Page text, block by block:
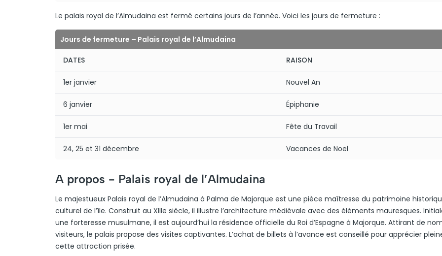
Le palais royal de l’Almudaina est fermé certains jours de l’année. Voici les jours de fermeture :
Jours de fermeture – Palais royal de l’Almudaina
DATES RAISON
1er janvier Nouvel An
6 janvier Épiphanie
1er mai Fête du Travail
24, 25 et 31 décembre Vacances de Noël
A propos - Palais royal de l’Almudaina
Le majestueux Palais royal de l’Almudaina à Palma de Majorque est une pièce maîtresse du patrimoine
culturel de l’île. Construit au XIIIe siècle, il illustre l’architecture médiévale avec des éléments mauresques.
une forteresse musulmane, il est aujourd’hui la résidence officielle du Roi d’Espagne à Majorque. Attirant de
visiteurs, le palais propose des visites captivantes. L’achat de billets à l’avance est conseillé pour apprécier
cette attraction prisée.